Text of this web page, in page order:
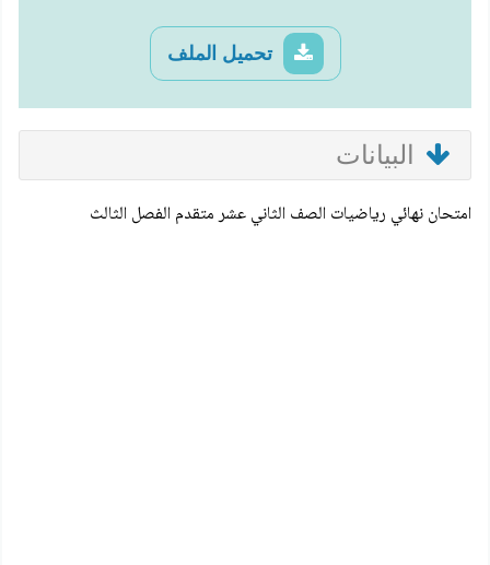
تحميل الملف
البيانات
امتحان نهائي رياضيات الصف الثاني عشر متقدم الفصل الثالث